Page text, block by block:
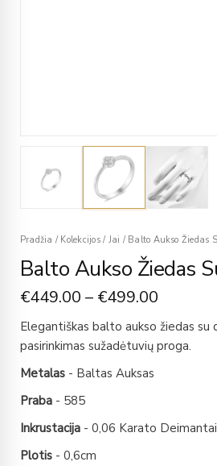
Pradžia / Kolekcijos / Jai /Balto Aukso Žiedas
Balto Aukso Žiedas
€449.00 – €499.00
Elegantiškas balto aukso žiedas su
pasirinkimas sužadėtuvių proga.
Metalas - Baltas Auksas
Praba - 585
Inkrustacija - 0,06 Karato Deimantai
Plotis - 0,6cm